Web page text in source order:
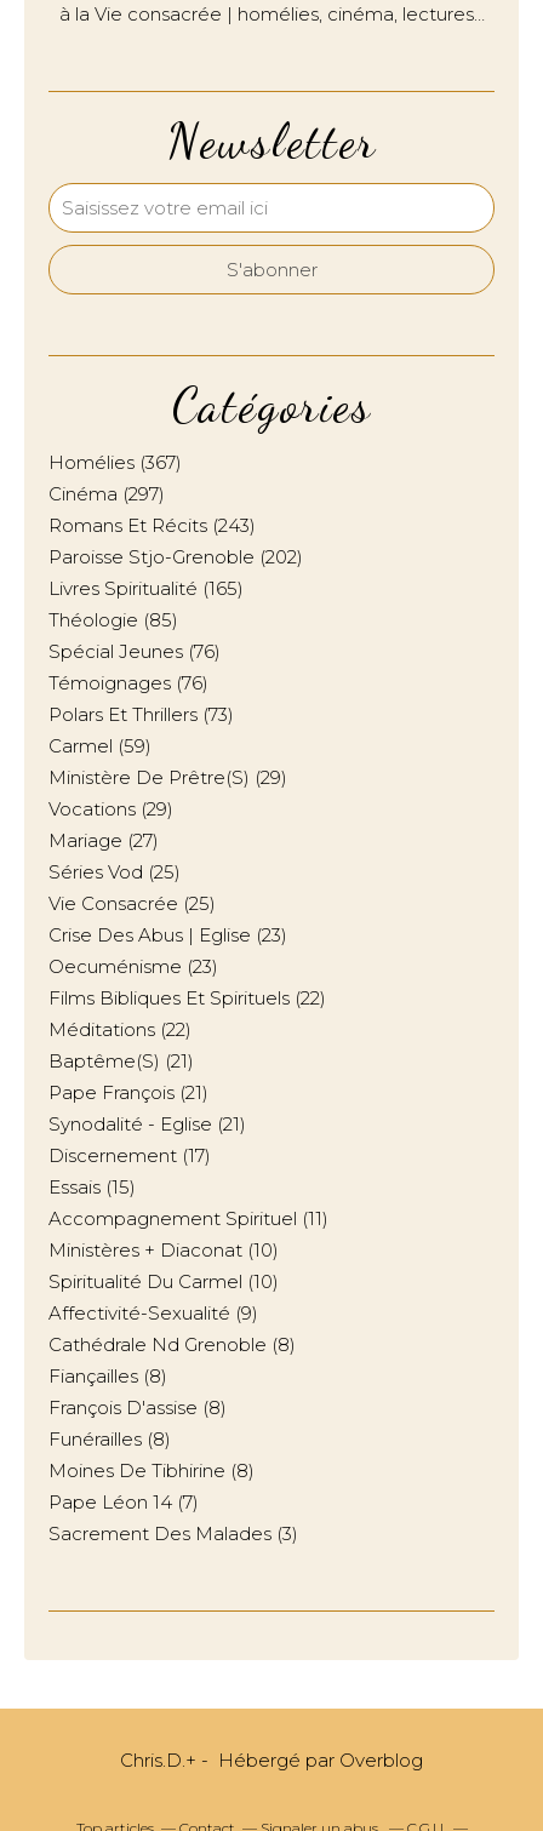
Newsletter
Catégories
Homélies (367)
Cinéma (297)
Romans Et Récits (243)
Paroisse Stjo-Grenoble (202)
Livres Spiritualité (165)
Théologie (85)
Spécial Jeunes (76)
Témoignages (76)
Polars Et Thrillers (73)
Carmel (59)
Ministère De Prêtre(s) (29)
Vocations (29)
Mariage (27)
Séries Vod (25)
Vie Consacrée (25)
Crise Des Abus | Eglise (23)
Oecuménisme (23)
Films Bibliques Et Spirituels (22)
Méditations (22)
Baptême(s) (21)
Pape François (21)
Synodalité - Eglise (21)
Discernement (17)
Essais (15)
Accompagnement Spirituel (11)
Ministères + Diaconat (10)
Spiritualité Du Carmel (10)
Affectivité-Sexualité (9)
Cathédrale Nd Grenoble (8)
Fiançailles (8)
François D'assise (8)
Funérailles (8)
Moines De Tibhirine (8)
Pape Léon 14 (7)
Sacrement Des Malades (3)
à la Vie consacrée | homélies, cinéma, lectures…
Chris.D.+ - Hébergé par Overblog